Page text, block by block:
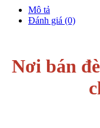
Mô tả
Đánh giá (0)
Nơi bán